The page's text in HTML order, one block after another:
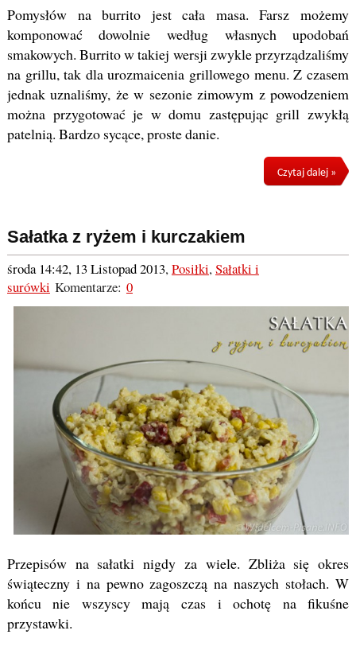
Pomysłów na burrito jest cała masa. Farsz możemy
komponować dowolnie według własnych upodobań
smakowych. Burrito w takiej wersji zwykle przyrządzaliśmy
na grillu, tak dla urozmaicenia grillowego menu. Z czasem
jednak uznaliśmy, że w sezonie zimowym z powodzeniem
można przygotować je w domu zastępując grill zwykłą
patelnią. Bardzo sycące, proste danie.
Czytaj dalej »
Sałatka z ryżem i kurczakiem
środa 14:42, 13 Listopad 2013,Posiłki,Sałatki i
surówki Komentarze: 0
Przepisów na sałatki nigdy za wiele. Zbliża się okres
świąteczny i na pewno zagoszczą na naszych stołach. W
końcu nie wszyscy mają czas i ochotę na fikuśne
przystawki.